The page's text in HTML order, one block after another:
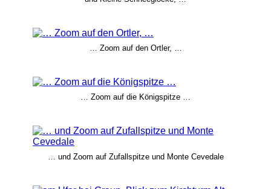
… Zoom auf den Ortler, …
… Zoom auf die Königspitze …
… und Zoom auf Zufallspitze und Monte Cevedale